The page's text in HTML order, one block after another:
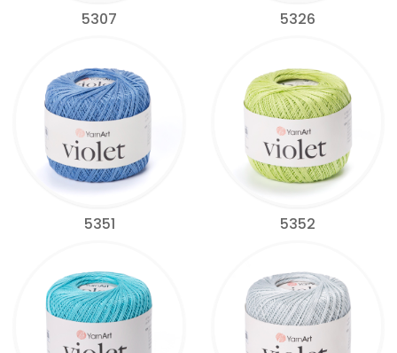
5307 5326
5351 5352